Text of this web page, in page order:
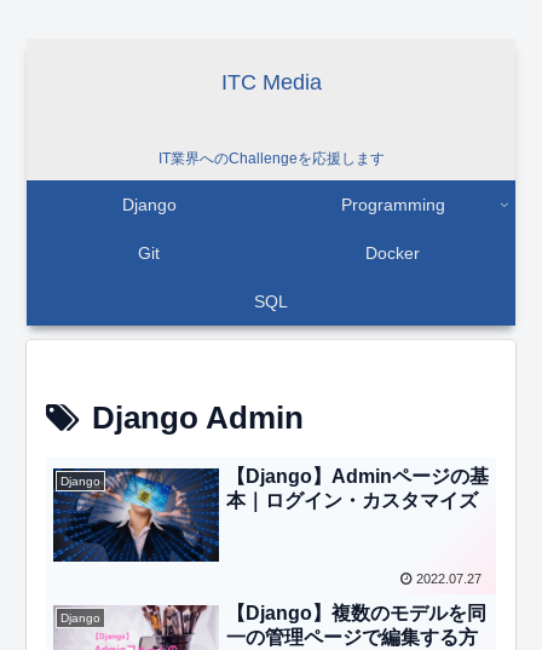
ITC Media
IT業界へのChallengeを応援します
Django Programming
Git Docker
SQL
Django Admin
Django
【Django】Adminページの基
本｜ログイン・カスタマイズ
2022.07.27
Django
【Django】複数のモデルを同
一の管理ページで編集する方